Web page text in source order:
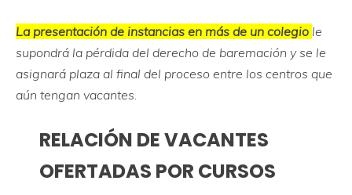
La presentación de instancias en más de un colegio le
supondrá la pérdida del derecho de baremación y se le
asignará plaza al final del proceso entre los centros que
aún tengan vacantes.
RELACIÓN DE VACANTES
OFERTADAS POR CURSOS